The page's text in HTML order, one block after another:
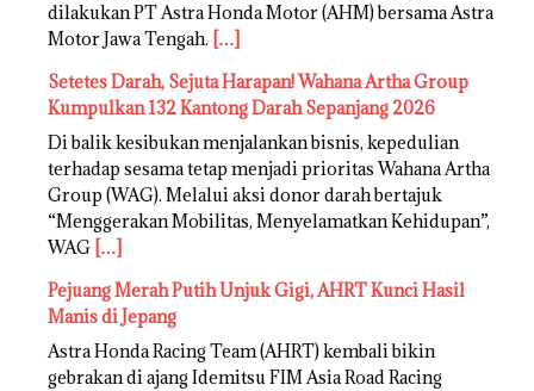
dilakukan PT Astra Honda Motor (AHM) bersama Astra
Motor Jawa Tengah. […]
Setetes Darah, Sejuta Harapan! Wahana Artha Group
Kumpulkan 132 Kantong Darah Sepanjang 2026
Di balik kesibukan menjalankan bisnis, kepedulian
terhadap sesama tetap menjadi prioritas Wahana Artha
Group (WAG). Melalui aksi donor darah bertajuk
“Menggerakan Mobilitas, Menyelamatkan Kehidupan”,
WAG […]
Pejuang Merah Putih Unjuk Gigi, AHRT Kunci Hasil
Manis di Jepang
Astra Honda Racing Team (AHRT) kembali bikin
gebrakan di ajang Idemitsu FIM Asia Road Racing